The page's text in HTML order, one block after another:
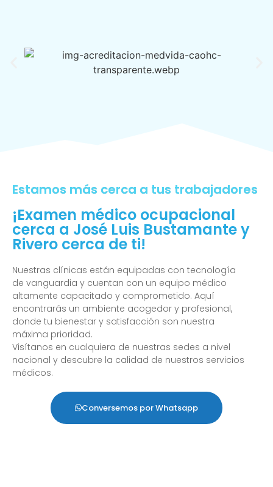
Estamos más cerca a tus trabajadores
¡Examen médico ocupacional
cerca a José Luis Bustamante y
Rivero cerca de ti!
Nuestras clínicas están equipadas con tecnología
de vanguardia y cuentan con un equipo médico
altamente capacitado y comprometido. Aquí
encontrarás un ambiente acogedor y profesional,
donde tu bienestar y satisfacción son nuestra
máxima prioridad.
Visítanos en cualquiera de nuestras sedes a nivel
nacional y descubre la calidad de nuestros servicios
médicos.
Conversemos por Whatsapp